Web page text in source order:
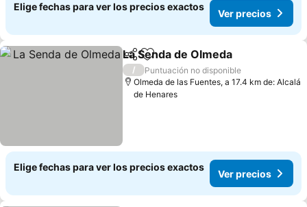
Elige fechas para ver los precios exactos
Ver precios
CompartirAgregar a favoritos
La Senda de Olmeda
/
Puntuación no disponible
Olmeda de las Fuentes, a 17.4 km de: Alcalá
de Henares
Elige fechas para ver los precios exactos
Ver precios